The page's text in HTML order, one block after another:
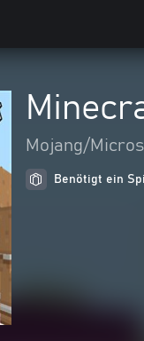
Mojang/
Benötigt ein